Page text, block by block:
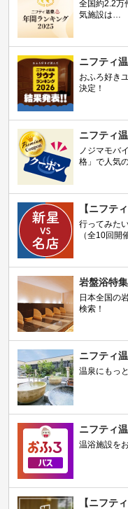
全国約2.2万
気施設は…
ニフティ
おふろ好き
決定！
ニフティ
ノジマモバ
格」で人気
【ニフテ
行ってみた
（全10回開
岩盤浴特集
日本全国の
検索！
ニフティ
温泉にもっ
ニフティ
温浴施設を
【ニフテ